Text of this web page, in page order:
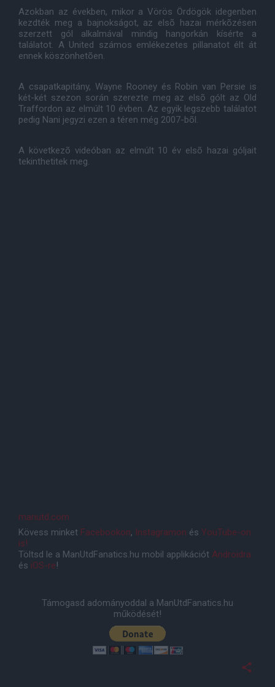
Azokban az években, mikor a Vörös Ördögök idegenben
kezdték meg a bajnokságot, az elsõ hazai mérkõzésen
szerzett gól alkalmával mindig hangorkán kísérte a
találatot. A United számos emlékezetes pillanatot élt át
ennek köszönhetõen.
A csapatkapitány, Wayne Rooney és Robin van Persie is
két-két szezon során szerezte meg az elsõ gólt az Old
Traffordon az elmúlt 10 évben. Az egyik legszebb találatot
pedig Nani jegyzi ezen a téren még 2007-bõl.
A következõ videóban az elmúlt 10 év elsõ hazai góljait
tekinthetitek meg.
manutd.com
Kövess minket Facebookon, Instagramon és YouTube-on
is!
Töltsd le a ManUtdFanatics.hu mobil applikációt Androidra
és iOS-re!
Támogasd adományoddal a ManUtdFanatics.hu
működését!